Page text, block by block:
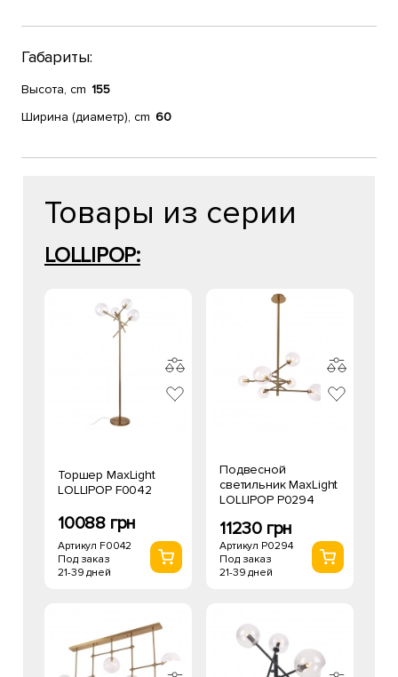
Габариты:
Высота, cm 155
Ширина (диаметр), cm 60
Товары из серии
LOLLIPOP:
Торшер MaxLight
LOLLIPOP F0042
10088 грн
Артикул F0042
Под заказ
21-39 дней
Подвесной
светильник MaxLight
LOLLIPOP P0294
11230 грн
Артикул P0294
Под заказ
21-39 дней